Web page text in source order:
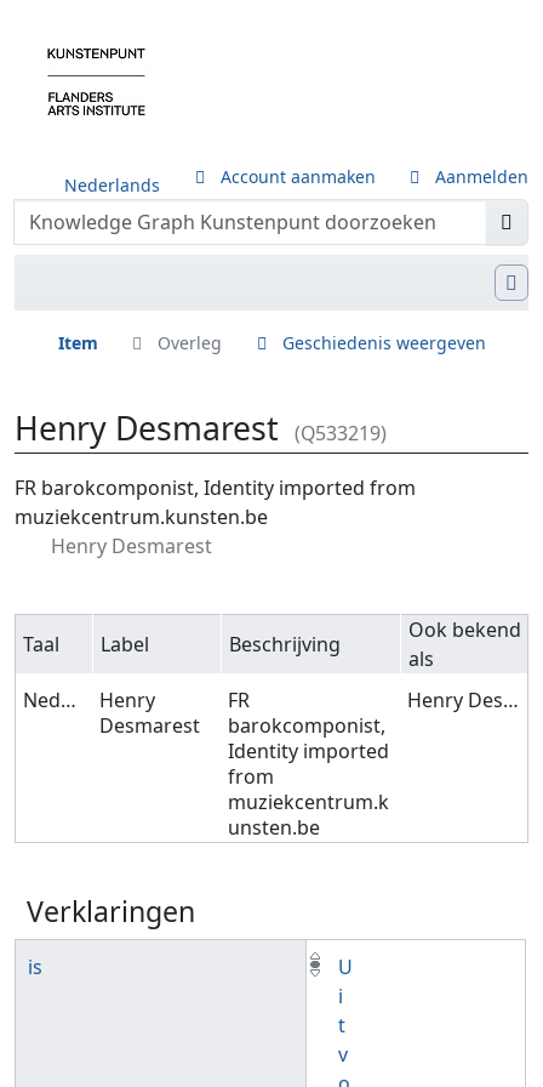
Nederlands Account aanmaken Aanmelden
Item Overleg Geschiedenis weergeven
Henry Desmarest (Q533219)
Ga naar:navigatie,zoeken
FR barokcomponist, Identity imported from
muziekcentrum.kunsten.be
Henry Desmarest
Taal Label Beschrijving
Ook bekend
als
Nederlands
Henry
Desmarest
FR
barokcomponist,
Identity imported
from
muziekcentrum.k
unsten.be
Henry Desmarest
Verklaringen
is
U
i
t
v